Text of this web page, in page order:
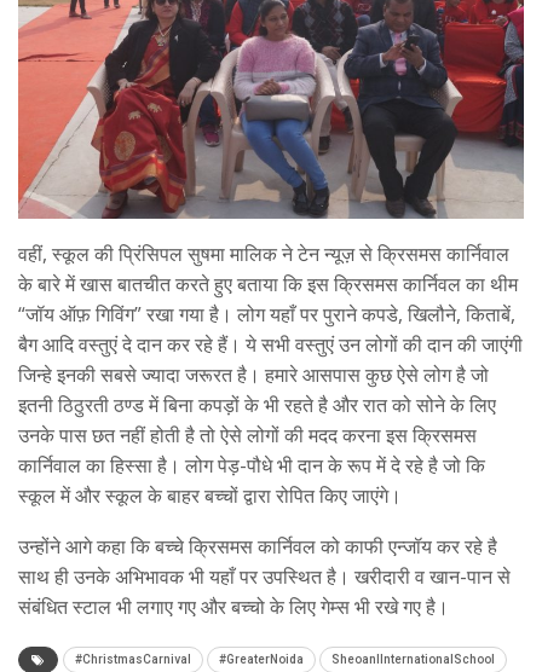
वहीं, स्कूल की प्रिंसिपल सुषमा मालिक ने टेन न्यूज़ से क्रिसमस कार्निवाल
के बारे में खास बातचीत करते हुए बताया कि इस क्रिसमस कार्निवल का थीम
“जॉय ऑफ़ गिविंग” रखा गया है। लोग यहाँ पर पुराने कपडे, खिलौने, किताबें,
बैग आदि वस्तुएं दे दान कर रहे हैं। ये सभी वस्तुएं उन लोगों की दान की जाएंगी
जिन्हे इनकी सबसे ज्यादा जरूरत है। हमारे आसपास कुछ ऐसे लोग है जो
इतनी ठिठुरती ठण्ड में बिना कपड़ों के भी रहते है और रात को सोने के लिए
उनके पास छत नहीं होती है तो ऐसे लोगों की मदद करना इस क्रिसमस
कार्निवाल का हिस्सा है। लोग पेड़-पौधे भी दान के रूप में दे रहे है जो कि
स्कूल में और स्कूल के बाहर बच्चों द्वारा रोपित किए जाएंगे।
उन्होंने आगे कहा कि बच्चे क्रिसमस कार्निवल को काफी एन्जॉय कर रहे है
साथ ही उनके अभिभावक भी यहाँ पर उपस्थित है। खरीदारी व खान-पान से
संबंधित स्टाल भी लगाए गए और बच्चो के लिए गेम्स भी रखे गए है।
#ChristmasCarnival #GreaterNoida SheoanIInternationalSchool